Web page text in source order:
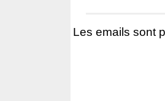
Les emails sont